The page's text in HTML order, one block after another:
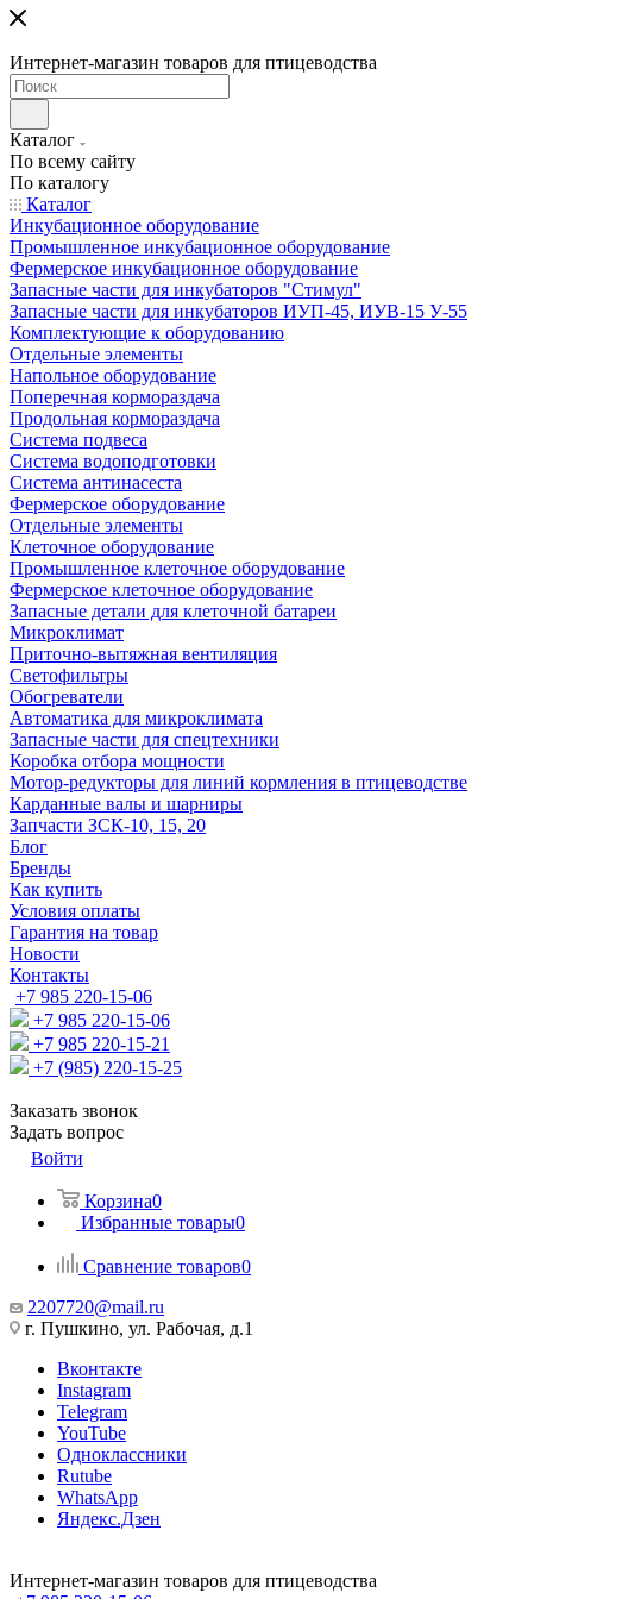
Интернет-магазин товаров для птицеводства
Каталог
По всему сайту
По каталогу
Каталог
Инкубационное оборудование
Промышленное инкубационное оборудование
Фермерское инкубационное оборудование
Запасные части для инкубаторов "Стимул"
Запасные части для инкубаторов ИУП-45, ИУВ-15 У-55
Комплектующие к оборудованию
Отдельные элементы
Напольное оборудование
Поперечная кормораздача
Продольная кормораздача
Система подвеса
Система водоподготовки
Система антинасеста
Фермерское оборудование
Отдельные элементы
Клеточное оборудование
Промышленное клеточное оборудование
Фермерское клеточное оборудование
Запасные детали для клеточной батареи
Микроклимат
Приточно-вытяжная вентиляция
Светофильтры
Обогреватели
Автоматика для микроклимата
Запасные части для спецтехники
Коробка отбора мощности
Мотор-редукторы для линий кормления в птицеводстве
Карданные валы и шарниры
Запчасти ЗСК-10, 15, 20
Блог
Бренды
Как купить
Условия оплаты
Гарантия на товар
Новости
Контакты
+7 985 220-15-06
+7 985 220-15-06
+7 985 220-15-21
+7 (985) 220-15-25
Заказать звонок
Задать вопрос
Войти
Корзина0
Избранные товары0
Сравнение товаров0
2207720@mail.ru
г. Пушкино, ул. Рабочая, д.1
Вконтакте
Instagram
Telegram
YouTube
Одноклассники
Rutube
WhatsApp
Яндекс.Дзен
Интернет-магазин товаров для птицеводства